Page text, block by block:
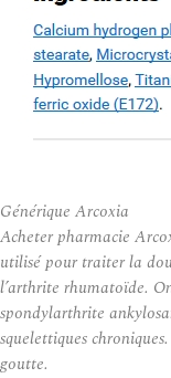
Générique Arcoxia
Acheter pharmacie
utilisé pour traiter la
l’arthrite rhumatoïde.
spondylarthrite
squelettiques
goutte.